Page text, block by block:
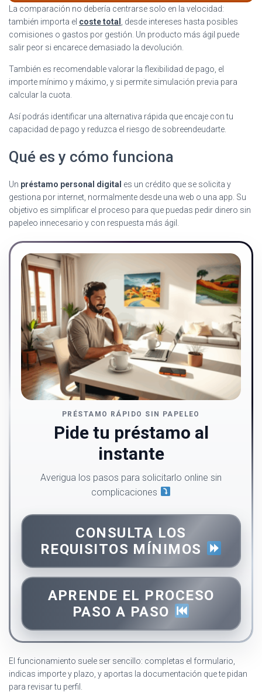
La comparación no debería centrarse solo en la velocidad:
también importa el coste total , desde intereses hasta posibles
comisiones o gastos por gestión. Un producto más ágil puede
salir peor si encarece demasiado la devolución.
También es recomendable valorar la flexibilidad de pago, el
importe mínimo y máximo, y si permite simulación previa para
calcular la cuota.
Así podrás identificar una alternativa rápida que encaje con tu
capacidad de pago y reduzca el riesgo de sobreendeudarte.
Qué es y cómo funciona
Un préstamo personal digital es un crédito que se solicita y
gestiona por internet, normalmente desde una web o una app. Su
objetivo es simplificar el proceso para que puedas pedir dinero sin
papeleo innecesario y con respuesta más ágil.
PRÉSTAMO RÁPIDO SIN PAPELEO
Pide tu préstamo al
instante
Averigua los pasos para solicitarlo online sin
complicaciones
CONSULTA LOS
REQUISITOS MÍNIMOS
APRENDE EL PROCESO
PASO A PASO
El funcionamiento suele ser sencillo: completas el formulario,
indicas importe y plazo, y aportas la documentación que te pidan
para revisar tu perfil.